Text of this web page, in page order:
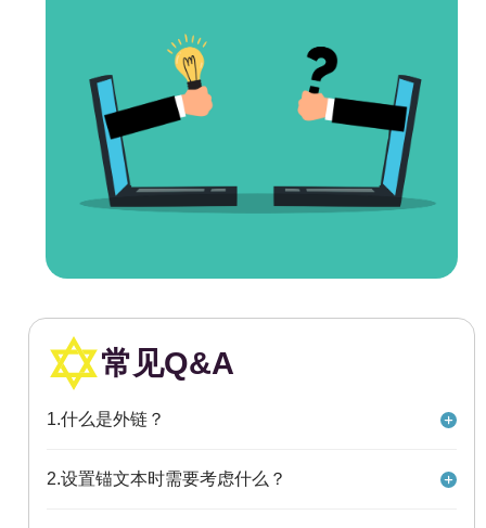
常见Q&A
1.什么是外链？
外链（External link），也叫做反向链接或者入站链接，
2.设置锚文本时需要考虑什么？